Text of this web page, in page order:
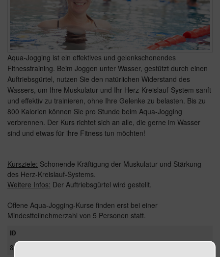
Aqua-Jogging ist ein effektives und gelenkschonendes
Fitnesstraining. Beim Joggen unter Wasser, gestützt durch einen
Auftriebsgürtel, nutzen Sie den natürlichen Widerstand des
Wassers, um Ihre Muskulatur und Ihr Herz-Kreislauf-System sanft
und effektiv zu trainieren, ohne Ihre Gelenke zu belasten. Bis zu
800 Kalorien können Sie pro Stunde beim Aqua-Jogging
verbrennen. Der Kurs richtet sich an alle, die gerne im Wasser
sind und etwas für ihre Fitness tun möchten!
Kursziele: Schonende Kräftigung der Muskulatur und Stärkung
des Herz-Kreislauf-Systems.
Weitere Infos: Der Auftriebsgürtel wird gestellt.
Offene Aqua-Jogging-Kurse finden erst bei einer
Mindestteilnehmerzahl von 5 Personen statt.
ID
8890